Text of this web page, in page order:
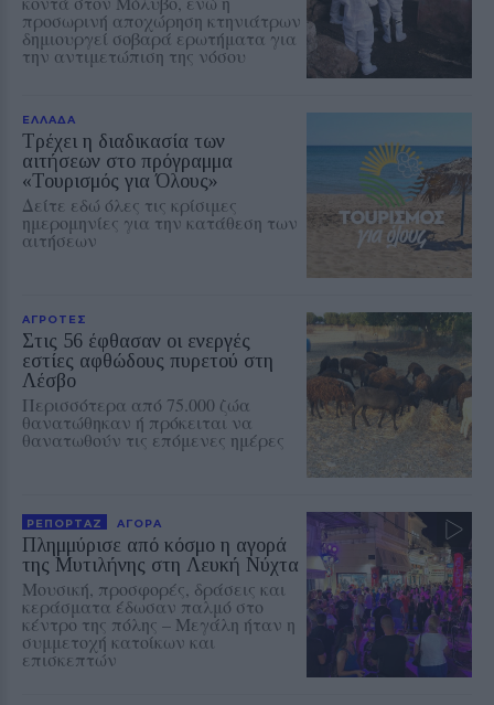
προσωρινή αποχώρηση κτηνιάτρων
δημιουργεί σοβαρά ερωτήματα για
την αντιμετώπιση της νόσου
ΕΛΛΑΔΑ
Τρέχει η διαδικασία των
αιτήσεων στο πρόγραμμα
«Τουρισμός για Όλους»
Δείτε εδώ όλες τις κρίσιμες
ημερομηνίες για την κατάθεση των
αιτήσεων
ΑΓΡΟΤΕΣ
Στις 56 έφθασαν οι ενεργές
εστίες αφθώδους πυρετού στη
Λέσβο
Περισσότερα από 75.000 ζώα
θανατώθηκαν ή πρόκειται να
θανατωθούν τις επόμενες ημέρες
ΡΕΠΟΡΤΑΖ ΑΓΟΡΑ
Πλημμύρισε από κόσμο η αγορά
της Μυτιλήνης στη Λευκή Νύχτα
Μουσική, προσφορές, δράσεις και
κεράσματα έδωσαν παλμό στο
κέντρο της πόλης – Μεγάλη ήταν η
συμμετοχή κατοίκων και
επισκεπτών